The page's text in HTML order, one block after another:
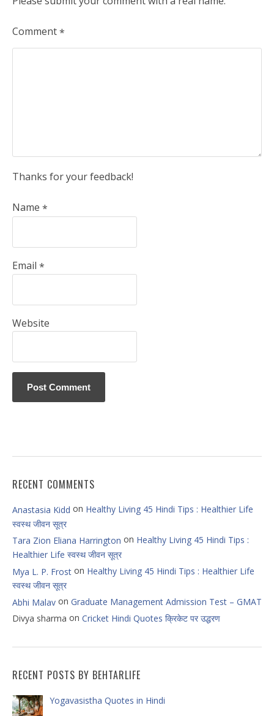
Comment*
Thanks for your feedback!
Name *
Email *
Website
RECENT COMMENTS
Anastasia Kidd on Healthy Living 45 Hindi Tips : Healthier Life
स्वस्थ जीवन सूत्र
Tara Zion Eliana Harrington on Healthy Living 45 Hindi Tips :
Healthier Life स्वस्थ जीवन सूत्र
Mya L. P. Frost on Healthy Living 45 Hindi Tips : Healthier Life
स्वस्थ जीवन सूत्र
Abhi Malav on Graduate Management Admission Test – GMAT
Divya sharma on Cricket Hindi Quotes क्रिकेट पर उद्धरण
RECENT POSTS BY BEHTARLIFE
Yogavasistha Quotes in Hindi